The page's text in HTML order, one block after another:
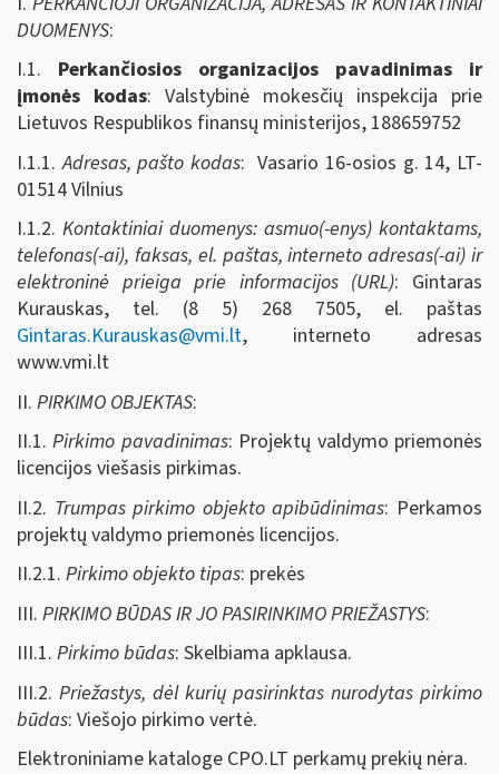
DUOMENYS:
I.1. Perkančiosios organizacijos pavadinimas ir
įmonės kodas: Valstybinė mokesčių inspekcija prie
Lietuvos Respublikos finansų ministerijos, 188659752
I.1.1.Adresas, pašto kodas: Vasario 16-osios g. 14, LT-
01514 Vilnius
I.1.2. Kontaktiniai duomenys: asmuo(-enys) kontaktams,
telefonas(-ai), faksas, el. paštas, interneto adresas(-ai) ir
elektroninė prieiga prie informacijos (URL): Gintaras
Kurauskas, tel. (8 5) 268 7505, el. paštas
Gintaras.Kurauskas@vmi.lt, interneto adresas
www.vmi.lt
II. PIRKIMO OBJEKTAS:
II.1.Pirkimo pavadinimas: Projektų valdymo priemonės
licencijos viešasis pirkimas.
II.2. Trumpas pirkimo objekto apibūdinimas: Perkamos
projektų valdymo priemonės licencijos.
II.2.1. Pirkimo objekto tipas: prekės
III. PIRKIMO BŪDAS IR JO PASIRINKIMO PRIEŽASTYS:
III.1. Pirkimo būdas: Skelbiama apklausa.
III.2. Priežastys, dėl kurių pasirinktas nurodytas pirkimo
būdas: Viešojo pirkimo vertė.
Elektroniniame kataloge CPO.LT perkamų prekių nėra.